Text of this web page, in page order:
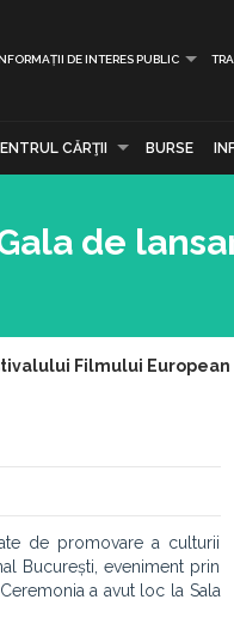
DE INTERES PUBLIC
CĂRŢII BURSE
de
Filmului European
de promovare a culturii
București, eveniment prin
a avut loc la Sala